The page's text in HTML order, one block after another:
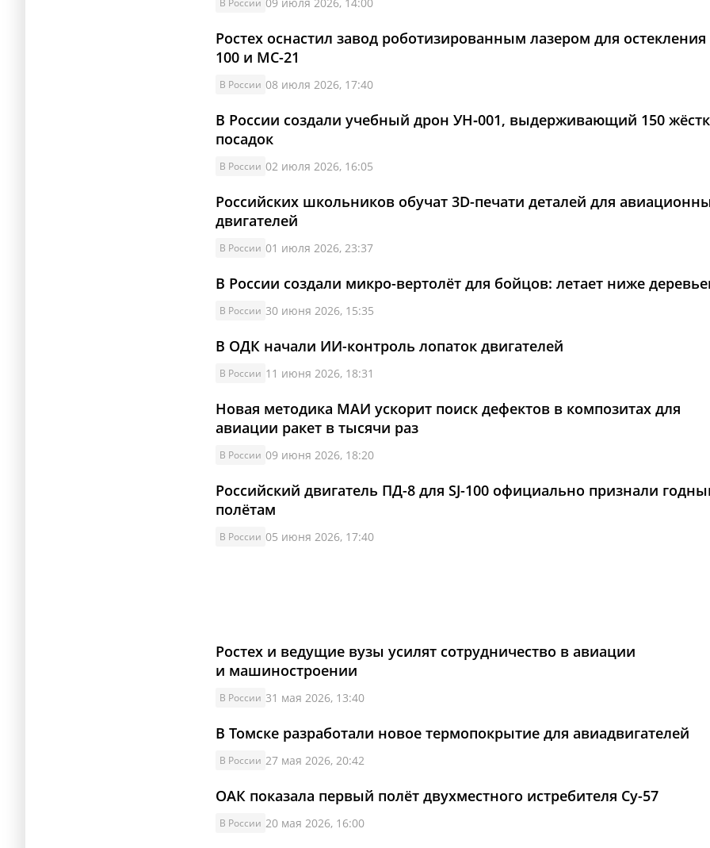
В России
Ростех оснастил завод роботизированным лазером для остекления
100 и МС-21
В России 08 июля 2026, 17:40
В России создали учебный дрон УН‑001, выдерживающий 150
посадок
В России 02 июля 2026, 16:05
Российских школьников обучат 3D-печати деталей для
двигателей
В России 01 июля 2026, 23:37
В России создали микро-вертолёт для бойцов: летает ниже
В России 30 июня 2026, 15:35
В ОДК начали ИИ-контроль лопаток двигателей
В России 11 июня 2026, 18:31
Новая методика МАИ ускорит поиск дефектов в композитах для
авиации ракет в тысячи раз
В России 09 июня 2026, 18:20
Российский двигатель ПД-8 для SJ-100 официально признали
полётам
В России 05 июня 2026, 17:40
Ростех и ведущие вузы усилят сотрудничество в авиации
и машиностроении
В России 31 мая 2026, 13:40
В Томске разработали новое термопокрытие для авиадвигателей
В России 27 мая 2026, 20:42
ОАК показала первый полёт двухместного истребителя Су-57
В России 20 мая 2026, 16:00